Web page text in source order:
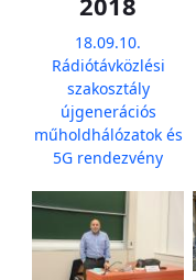
18.09.10.
Rádiótávközlési
szakosztály
újgenerációs
műholdhálózatok és
5G rendezvény